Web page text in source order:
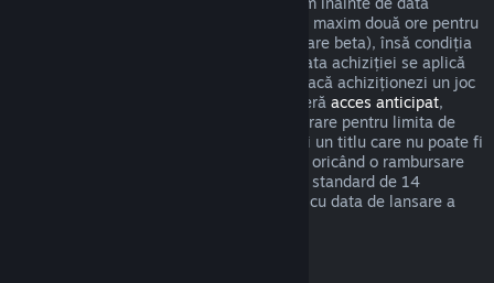
lansării, se aplică limita de timp de joc de maxim două ore pentru
rambursări (cu excepția sesiunilor de testare beta), însă condiția
să nu fi trecut mai mult de 14 zile de la data achiziției se aplică
abia după data de lansare. De exemplu, dacă achiziționezi un joc
sau care oferă acces anticipat,
timpul de joc cumulat va fi luat în considerare pentru limita de
timp de joc de două ore. Dacă precomanzi un titlu care nu poate fi
jucat înainte de data lansării, poți solicita oricând o rambursare
înainte de lansarea acestuia, iar perioada standard de 14
zile/limita de două ore se va aplica odată cu data de lansare a